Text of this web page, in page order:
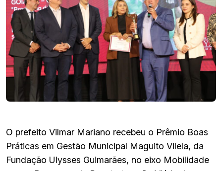
O prefeito Vilmar Mariano recebeu o Prêmio Boas
Práticas em Gestão Municipal Maguito Vilela, da
Fundação Ulysses Guimarães, no eixo Mobilidade